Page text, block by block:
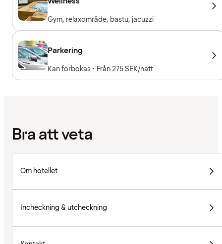
Gym, relaxområde, bastu, jacuzzi
Parkering
Kan förbokas • Från 275 SEK/natt
Bra att veta
Om hotellet
Incheckning & utcheckning